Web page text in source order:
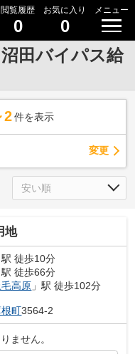
閲覧履歴
0
お気に入り
0
メニュー
田バイパス給
2 件を表示
変更
地
駅 徒歩10分
駅 徒歩66分
高原 」駅 徒歩102分
町3564-2
ません。